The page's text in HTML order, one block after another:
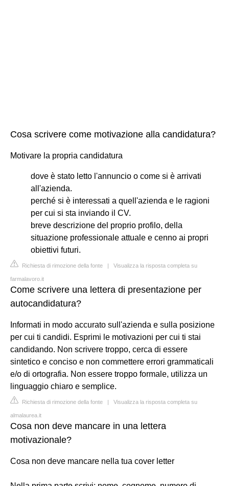
Cosa scrivere come motivazione alla candidatura?
Motivare la propria candidatura
dove è stato letto l'annuncio o come si è arrivati
all'azienda.
perché si è interessati a quell'azienda e le ragioni
per cui si sta inviando il CV.
breve descrizione del proprio profilo, della
situazione professionale attuale e cenno ai propri
obiettivi futuri.
Richiesta di rimozione della fonte | Visualizza la risposta completa su
farmalavoro.it
Come scrivere una lettera di presentazione per
autocandidatura?
Informati in modo accurato sull'azienda e sulla posizione
per cui ti candidi. Esprimi le motivazioni per cui ti stai
candidando. Non scrivere troppo, cerca di essere
sintetico e conciso e non commettere errori grammaticali
e/o di ortografia. Non essere troppo formale, utilizza un
linguaggio chiaro e semplice.
Richiesta di rimozione della fonte | Visualizza la risposta completa su
almalaurea.it
Cosa non deve mancare in una lettera
motivazionale?
Cosa non deve mancare nella tua cover letter